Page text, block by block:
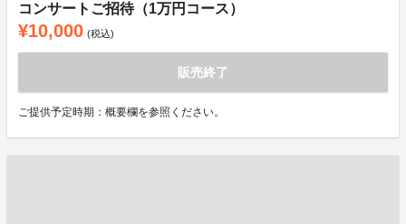
コンサートご招待（1万円コース）
¥10,000 (税込)
販売終了
ご提供予定時期：概要欄を参照ください。